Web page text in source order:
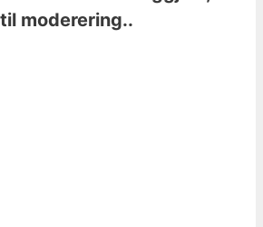
moderering..